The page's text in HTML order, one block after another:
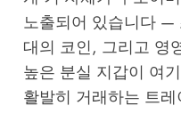
노출되어 있습니다 —
대의 코인, 그리고 영
높은 분실 지갑이 여
활발히 거래하는 트